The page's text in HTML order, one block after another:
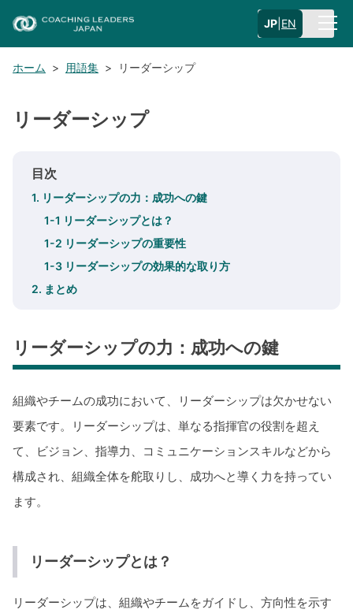
JP EN
ホーム > 用語集 > リーダーシップ
リーダーシップ
目次
1. リーダーシップの力：成功への鍵
1-1 リーダーシップとは？
1-2 リーダーシップの重要性
1-3 リーダーシップの効果的な取り方
2. まとめ
リーダーシップの力：成功への鍵
組織やチームの成功において、リーダーシップは欠かせない
要素です。リーダーシップは、単なる指揮官の役割を超え
て、ビジョン、指導力、コミュニケーションスキルなどから
構成され、組織全体を舵取りし、成功へと導く力を持ってい
ます。
リーダーシップとは？
リーダーシップは、組織やチームをガイドし、方向性を示す